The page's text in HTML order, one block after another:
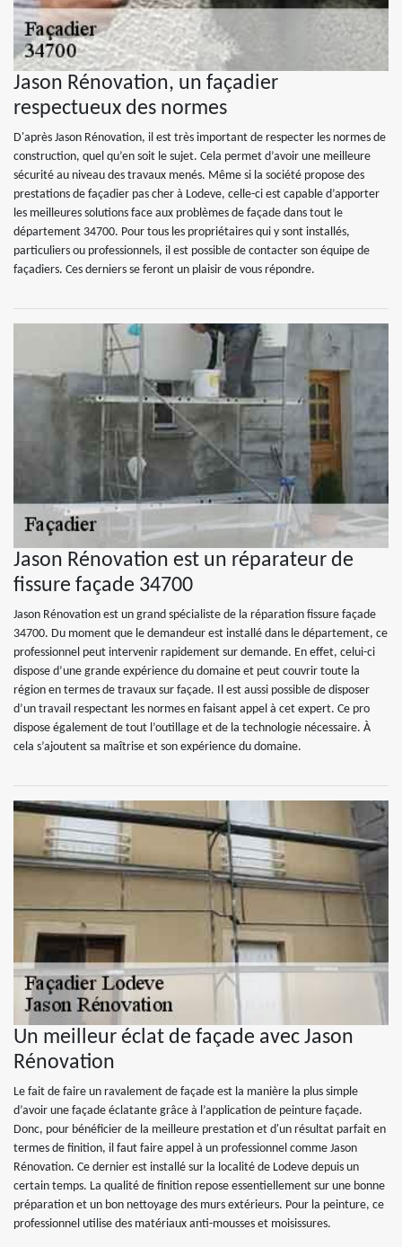
Jason Rénovation, un façadier
respectueux des normes
D'après Jason Rénovation, il est très important de respecter les normes de
construction, quel qu’en soit le sujet. Cela permet d’avoir une meilleure
sécurité au niveau des travaux menés. Même si la société propose des
prestations de façadier pas cher à Lodeve, celle-ci est capable d’apporter
les meilleures solutions face aux problèmes de façade dans tout le
département 34700. Pour tous les propriétaires qui y sont installés,
particuliers ou professionnels, il est possible de contacter son équipe de
façadiers. Ces derniers se feront un plaisir de vous répondre.
Jason Rénovation est un réparateur de
fissure façade 34700
Jason Rénovation est un grand spécialiste de la réparation fissure façade
34700. Du moment que le demandeur est installé dans le département, ce
professionnel peut intervenir rapidement sur demande. En effet, celui-ci
dispose d’une grande expérience du domaine et peut couvrir toute la
région en termes de travaux sur façade. Il est aussi possible de disposer
d’un travail respectant les normes en faisant appel à cet expert. Ce pro
dispose également de tout l’outillage et de la technologie nécessaire. À
cela s’ajoutent sa maîtrise et son expérience du domaine.
Un meilleur éclat de façade avec Jason
Rénovation
Le fait de faire un ravalement de façade est la manière la plus simple
d’avoir une façade éclatante grâce à l’application de peinture façade.
Donc, pour bénéficier de la meilleure prestation et d'un résultat parfait en
termes de finition, il faut faire appel à un professionnel comme Jason
Rénovation. Ce dernier est installé sur la localité de Lodeve depuis un
certain temps. La qualité de finition repose essentiellement sur une bonne
préparation et un bon nettoyage des murs extérieurs. Pour la peinture, ce
professionnel utilise des matériaux anti-mousses et moisissures.